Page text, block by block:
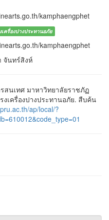
kamphaengphet
ครื่องปางประทานอภัย
kamphaengphet
จันทร์สิงห์
สนเทศ มาหาวิทยาลัยราชภัฏ
งเครื่องปางประทานอภัย. สืบค้น
ap/local/?